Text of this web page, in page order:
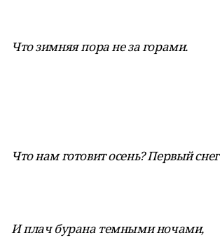
Что зимняя пора не за горами.
Что нам готовит осень? Первый снег
И плач бурана темными ночами,